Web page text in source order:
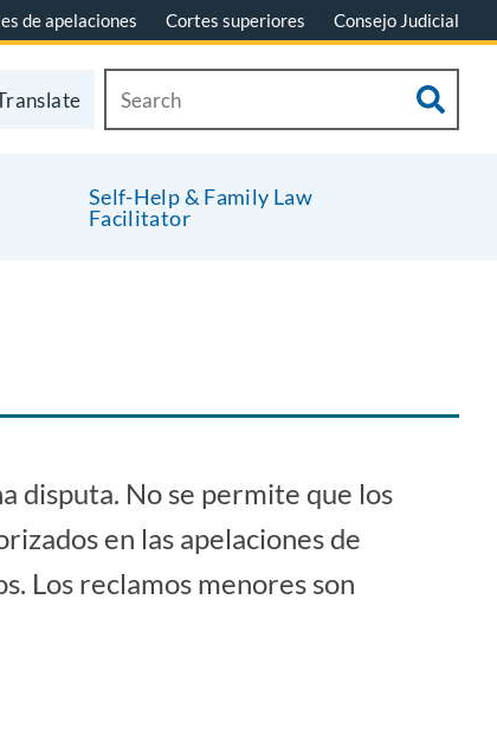
de apelaciones Cortes superiores Consejo Judicial
Self-Help & Family Law
Facilitator
disputa. No se permite que los
en las apelaciones de
Los reclamos menores son